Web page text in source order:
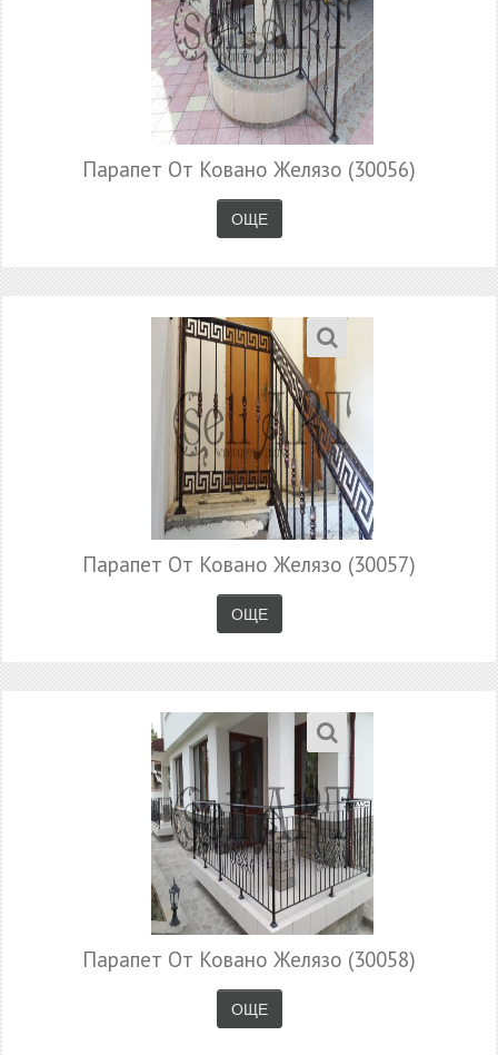
Парапет От Ковано Желязо (30056)
ОЩЕ
Парапет От Ковано Желязо (30057)
ОЩЕ
Парапет От Ковано Желязо (30058)
ОЩЕ